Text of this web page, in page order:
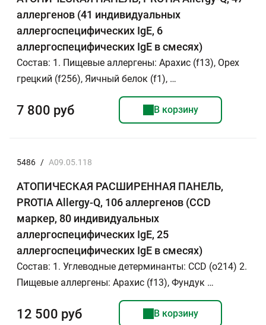
аллергенов (41 индивидуальных
аллергоспецифических IgE, 6
аллергоспецифических IgE в смесях)
Состав: 1. Пищевые аллергены: Арахис (f13), Орех
грецкий (f256), Яичный белок (f1), …
7 800 руб В корзину
5486 / A09.05.118
АТОПИЧЕСКАЯ РАСШИРЕННАЯ ПАНЕЛЬ,
PROTIA Allergy-Q, 106 аллергенов (CCD
маркер, 80 индивидуальных
аллергоспецифических IgE, 25
аллергоспецифических IgE в смесях)
Состав: 1. Углеводные детерминанты: CCD (o214) 2.
Пищевые аллергены: Арахис (f13), Фундук …
12 500 руб В корзину